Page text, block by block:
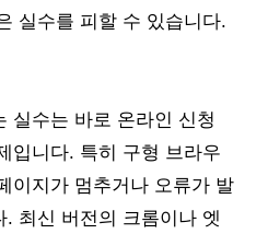
실수를 피할 수 있습니다.
실수는 바로 온라인 신청
입니다. 특히 구형 브라우
이지가 멈추거나 오류가 발
최신 버전의 크롬이나 엣